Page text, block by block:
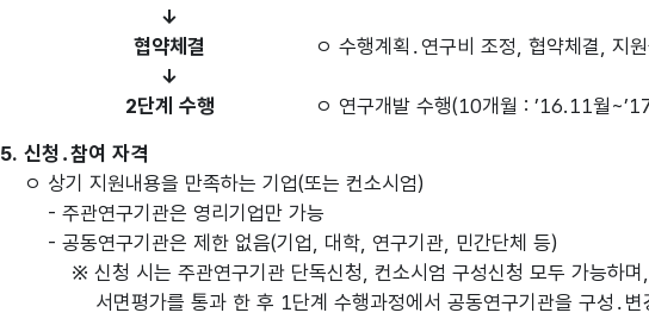
↓
협약체결
ㅇ 수행계획․연구비 조정, 협약체결, 지
↓
2단계 수행
ㅇ 연구개발 수행(10개월 : ’16.11월
5. 신청․참여 자격
ㅇ 상기 지원내용을 만족하는 기업(또는 컨소시엄)
- 주관연구기관은 영리기업만 가능
- 공동연구기관은 제한 없음(기업, 대학, 연구기관, 민간단체 등)
※ 신청 시는 주관연구기관 단독신청, 컨소시엄 구성신청 모두 가능하며,
서면평가를 통과 한 후 1단계 수행과정에서 공동연구기관을 구성․변